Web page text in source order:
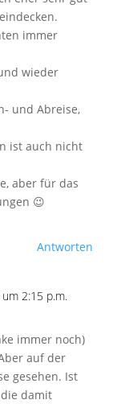
immer
wieder
und Abreise,
ist auch nicht
aber für das
😉
Antworten
2:15 p.m.
immer noch)
auf der
gesehen. Ist
damit